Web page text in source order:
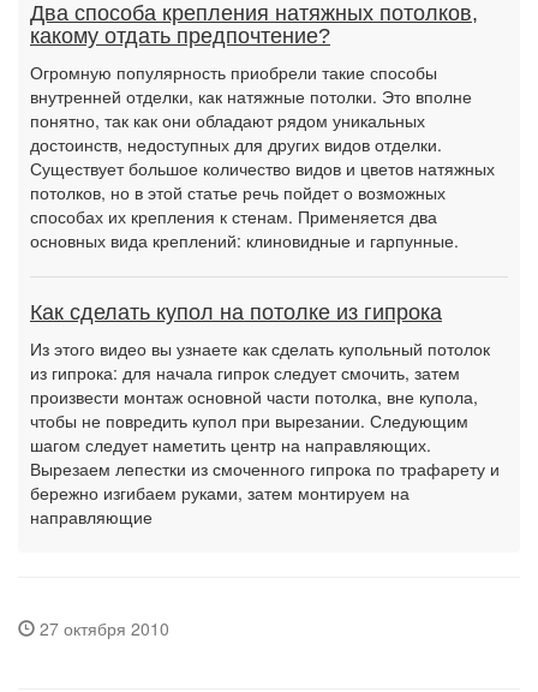
Два способа крепления натяжных потолков,
какому отдать предпочтение?
Огромную популярность приобрели такие способы
внутренней отделки, как натяжные потолки. Это вполне
понятно, так как они обладают рядом уникальных
достоинств, недоступных для других видов отделки.
Существует большое количество видов и цветов натяжных
потолков, но в этой статье речь пойдет о возможных
способах их крепления к стенам. Применяется два
основных вида креплений: клиновидные и гарпунные.
Как сделать купол на потолке из гипрока
Из этого видео вы узнаете как сделать купольный потолок
из гипрока: для начала гипрок следует смочить, затем
произвести монтаж основной части потолка, вне купола,
чтобы не повредить купол при вырезании. Следующим
шагом следует наметить центр на направляющих.
Вырезаем лепестки из смоченного гипрока по трафарету и
бережно изгибаем руками, затем монтируем на
направляющие
27 октября 2010